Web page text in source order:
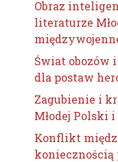
Obraz
literaturze
Świat obozów
dla postaw
Zagubienie i
Młodej Polski
Konflikt
koniecznością